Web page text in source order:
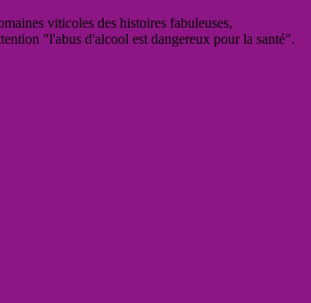
viticoles des histoires fabuleuses,
"l'abus d'alcool est dangereux pour la santé".